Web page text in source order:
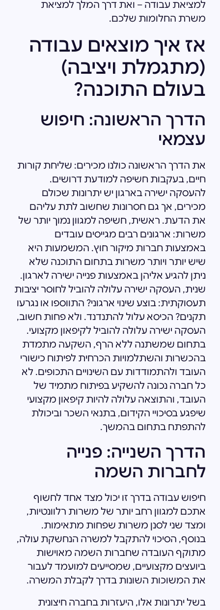
למציאת עבודה – ואת דרך המלך למציאת
משרת החלומות שלכם.
אז איך מוצאים עבודה
(מתגמלת ויציבה)
בעולם התוכנה?
הדרך הראשונה: חיפוש
עצמאי
את הדרך הראשונה כולנו מכירים: שליחת קורות
חיים, בעקבות חשיפה למודעת דרושים.
להעסקה ישירה בארגון יש יתרונות שכולם
מכירים, אך גם חסרונות שחשוב לתת עליהם
את הדעת. ראשית, חשיפה למגוון נמוך יותר של
משרות: ארגונים רבים מגייסים עובדים
באמצעות חברות מיקור חוץ. המשמעות היא
שיש יותר ויותר משרות בתחום התוכנה שלא
ניתן להגיע אליהן באמצעות פנייה ישירה לארגון.
שנית, העסקה ישירה עלולה להוביל לחוסר יציבות
תעסוקתית: בוצע שינוי ארגוני? התווספו או נגרעו
תקנים? הכיסא עלול להתנדנד. ולא פחות חשוב,
העסקה ישירה עלולה להוביל לקיפאון מקצועי.
בתחום שמשתנה ללא הרף, השקעה מתמדת
בהכשרות והשתלמויות הכרחית לפיתוח כישורי
העובד ולהתמודדות עם השינויים התכופים. לא
כל חברה נכונה להשקיע בפיתוח מתמיד של
העובד, והתוצאה עלולה להיות קיפאון מקצועי
שיפגע בסיכויי הקידום, בתנאי השכר וביכולת
להתפתח בתחום בהמשך.
הדרך השנייה: פנייה
לחברות השמה
חיפוש עבודה בדרך זו יכול מצד אחד לחשוף
אתכם למגוון רחב יותר של משרות רלוונטיות,
ומצד שני לסנן משרות שפחות מתאימות.
בנוסף, הסיכוי להתקבל למשרה הנחשקת עולה,
מתוקף העובדה שחברות השמה מאוישות
ביועצים מקצועיים, שמסייעים למועמד לעבור
את המשוכות השונות בדרך לקבלת המשרה.
בשל יתרונות אלו, היעזרות בחברה חיצונית